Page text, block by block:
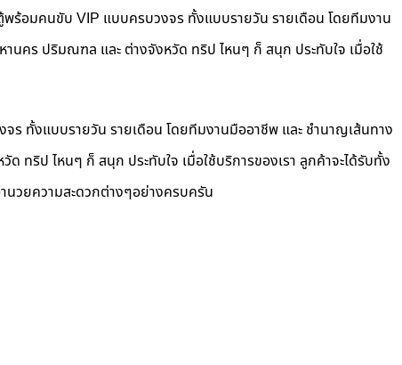
พร้อมคนขับ VIP แบบครบวงจร ทั้งแบบรายวัน รายเดือน โดยทีมงาน
นคร ปริมณฑล และ ต่างจังหวัด ทริป ไหนๆ ก็ สนุก ประทับใจ เมื่อใช้
ร ทั้งแบบรายวัน รายเดือน โดยทีมงานมืออาชีพ และ ชำนาญเส้นทาง
ทริป ไหนๆ ก็ สนุก ประทับใจ เมื่อใช้บริการของเรา ลูกค้าจะได้รับทั้ง
นวยความสะดวกต่างๆอย่างครบครัน